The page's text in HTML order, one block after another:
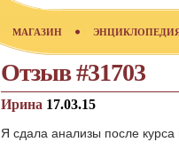
МАГАЗИН
Отзыв #31703
Ирина 17.03.15
Я сдала анализы после